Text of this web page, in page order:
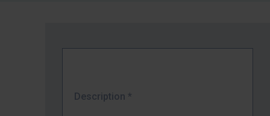
Description *